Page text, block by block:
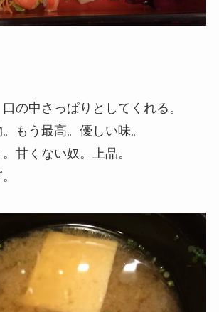
の中さっぱりとしてくれる。
もう最高。優しい味。
甘くない奴。上品。